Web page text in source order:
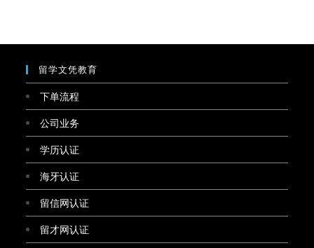
留学文凭教育
下单流程
公司业务
学历认证
海牙认证
留信网认证
留才网认证